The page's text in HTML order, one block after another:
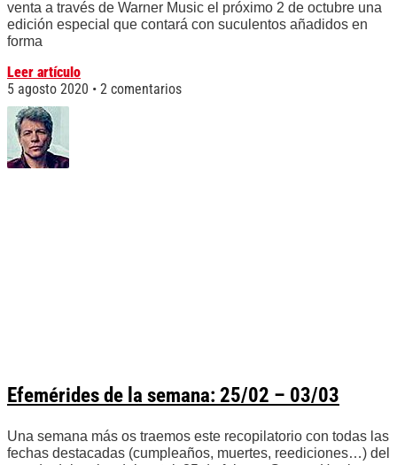
venta a través de Warner Music el próximo 2 de octubre una
edición especial que contará con suculentos añadidos en
forma
Leer artículo
5 agosto 2020
2 comentarios
Efemérides de la semana: 25/02 – 03/03
Una semana más os traemos este recopilatorio con todas las
fechas destacadas (cumpleaños, muertes, reediciones…) del